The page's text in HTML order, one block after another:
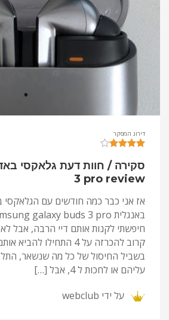
דירוג המסקר
3 pro review
חיפשתי לקנות אותם דיי הרבה, אבל לא
קרוב להכרזה על 4 התחילו
בשביל החיסול של כל מה שנשאר,
עליהם או לחכות ל 4, אבל […]
על ידי webclub